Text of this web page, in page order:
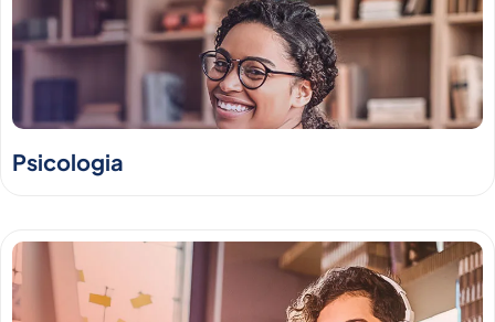
Psicologia